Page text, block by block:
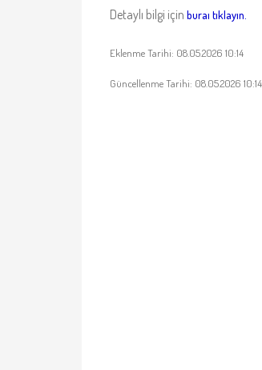
Detaylı bilgi için buraı tıklayın.
Eklenme Tarihi: 08.05.2026 10:14
Güncellenme Tarihi: 08.05.2026 10:14